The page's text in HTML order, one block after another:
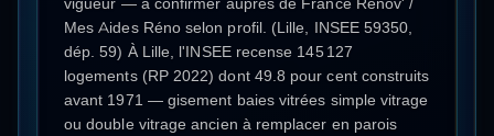
Mes Aides Réno selon profil. (Lille, INSEE 59350,
dép. 59) À Lille, l'INSEE recense 145 127
logements (RP 2022) dont 49.8 pour cent construits
avant 1971 — gisement baies vitrées simple vitrage
ou double vitrage ancien à remplacer en parois